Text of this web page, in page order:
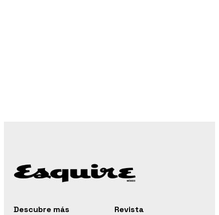
Descubre más
Revista